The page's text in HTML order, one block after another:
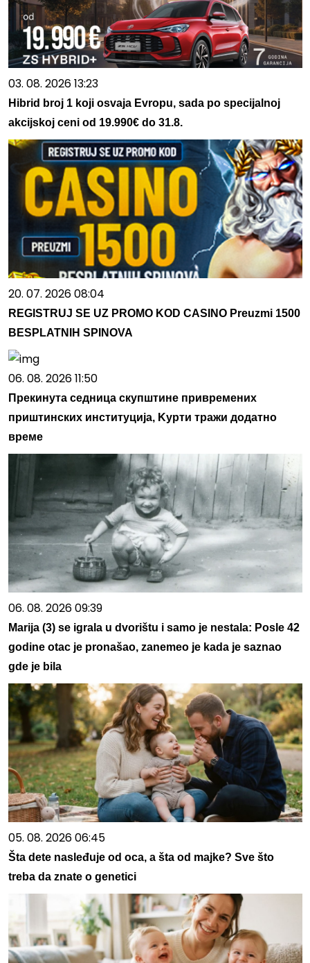
03. 08. 2026 13:23
Hibrid broj 1 koji osvaja Evropu, sada po specijalnoj
akcijskoj ceni od 19.990€ do 31.8.
20. 07. 2026 08:04
REGISTRUJ SE UZ PROMO KOD CASINO Preuzmi 1500
BESPLATNIH SPINOVA
06. 08. 2026 11:50
Прекинута седница скупштине привремених
приштинских институција, Kурти тражи додатно
време
06. 08. 2026 09:39
Marija (3) se igrala u dvorištu i samo je nestala: Posle 42
godine otac je pronašao, zanemeo je kada je saznao
gde je bila
05. 08. 2026 06:45
Šta dete nasleđuje od oca, a šta od majke? Sve što
treba da znate o genetici